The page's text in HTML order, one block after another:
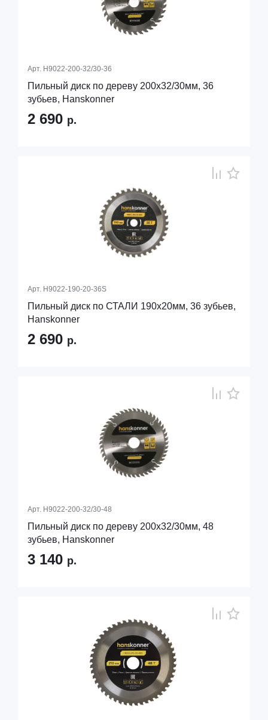
Арт. H9022-200-32/30-36
Пильный диск по дереву 200x32/30мм, 36
зубьев, Hanskonner
2 690 р.
Арт. H9022-190-20-36S
Пильный диск по СТАЛИ 190x20мм, 36 зубьев,
Hanskonner
2 690 р.
Арт. H9022-200-32/30-48
Пильный диск по дереву 200x32/30мм, 48
зубьев, Hanskonner
3 140 р.